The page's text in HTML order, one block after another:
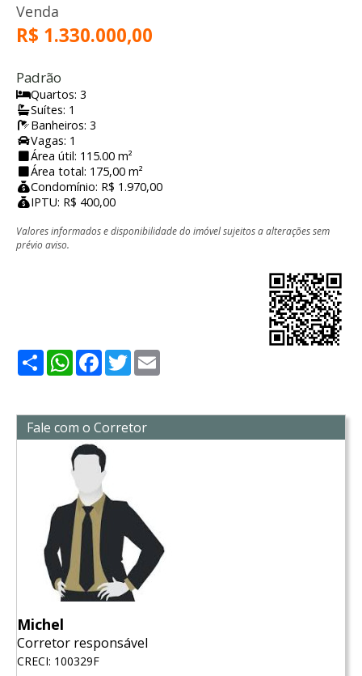
Venda
R$ 1.330.000,00
Padrão
Quartos: 3
Suítes: 1
Banheiros: 3
Vagas: 1
Área útil: 115.00 m²
Área total: 175,00 m²
Condomínio: R$ 1.970,00
IPTU: R$ 400,00
Valores informados e disponibilidade do imóvel sujeitos a alterações sem
prévio aviso.
ShareWhatsApp
Facebook
Twitter
Fale com o Corretor
Michel
Corretor responsável
CRECI: 100329F